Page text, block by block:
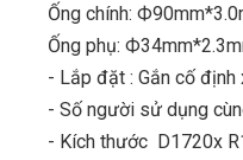
Ống chính:
Ống phụ:
- Lắp đặt : Gắn cố định
- Số người sử dụng
- Kích thước D1720x